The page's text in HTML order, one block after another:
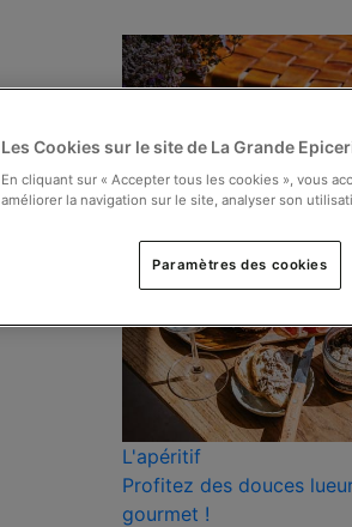
L'apéritif
Profitez des douces
gourmet !
Les Cookies sur le site de La Grande
En cliquant sur « Accepter tous les cookies », vous
améliorer la navigation sur le site, analyser son
Paramètres des cookies